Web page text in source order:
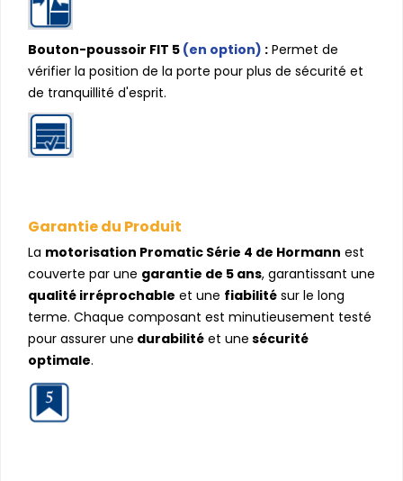
Bouton-poussoir FIT 5 (en option) : Permet de
vérifier la position de la porte pour plus de sécurité et
de tranquillité d'esprit.
Garantie du Produit
La motorisation Promatic Série 4 de Hormann est
couverte par une garantie de 5 ans, garantissant une
qualité irréprochable et une fiabilité sur le long
terme. Chaque composant est minutieusement testé
pour assurer une durabilité et une sécurité
optimale.